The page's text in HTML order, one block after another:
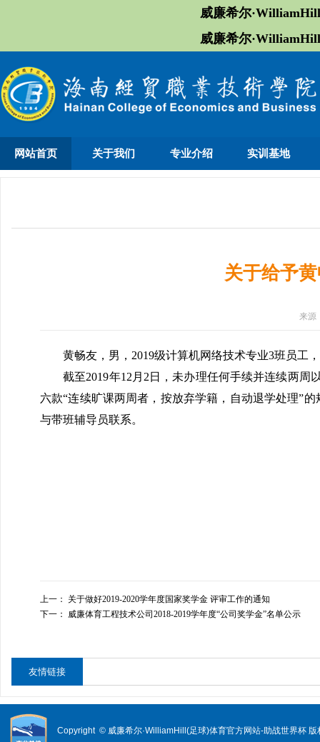
威廉希尔
威廉希尔
网站首页 关于我们 专业介绍 实训基地
关于给予
来源
黄畅友，男，2019级计算机网络技术专业3班员工，
截至2019年12月2日，未办理任何手续并连续两周
六款“连续旷课两周者，按放弃学籍，自动退学处理”
与带班辅导员联系。
上一：
关于做好2019-2020学年度国家奖学金 评审工作的通知
下一：
威廉体育工程技术公司2018-2019学年度“公司奖学金”名单公示
友情链接
Copyright © 威廉希尔·WilliamHill(足球)体育官方网站-助战世界杯